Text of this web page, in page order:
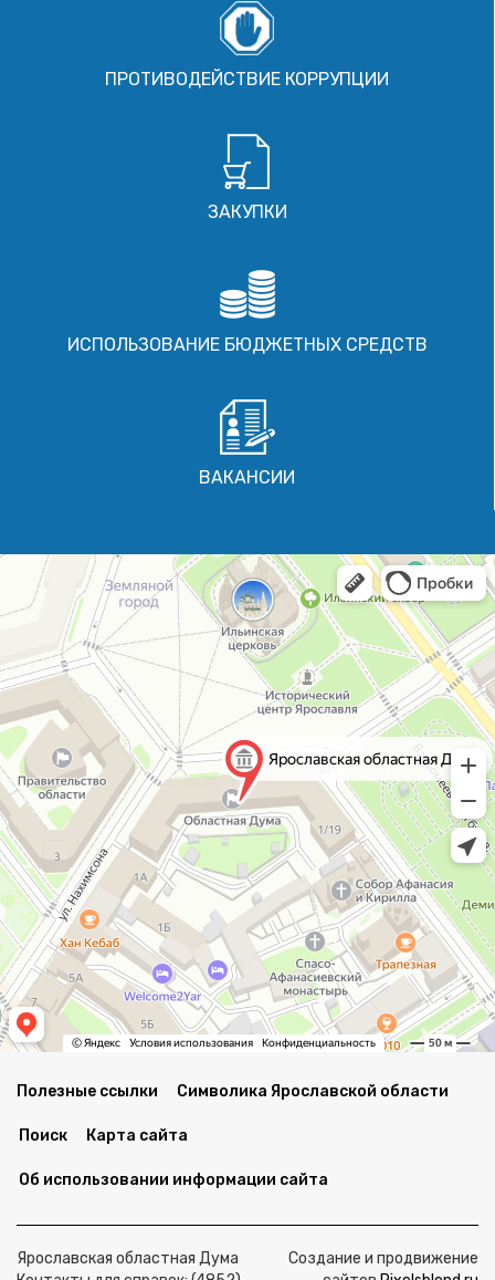
ПРОТИВОДЕЙСТВИЕ КОРРУПЦИИ
ЗАКУПКИ
ИСПОЛЬЗОВАНИЕ БЮДЖЕТНЫХ СРЕДСТВ
ВАКАНСИИ
Полезные ссылки Символика Ярославской области
Поиск Карта сайта
Об использовании информации сайта
Ярославская областная Дума
Создание и продвижение